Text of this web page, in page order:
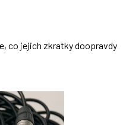
co jejich zkratky doopravdy